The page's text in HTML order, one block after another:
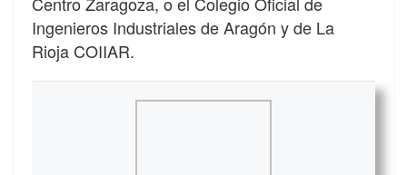
Ingenieros Industriales de Aragón y de La
Rioja COIIAR.